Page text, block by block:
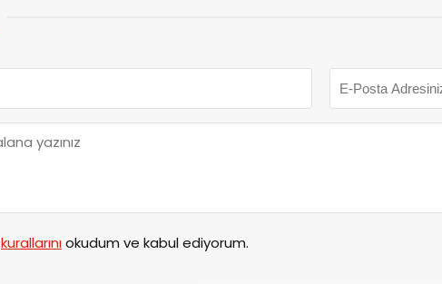
kurallarınıokudum ve kabul ediyorum.